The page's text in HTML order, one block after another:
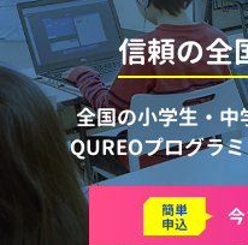
信頼の全
全国の小学生・中
QUREOプログラ
簡単
申込